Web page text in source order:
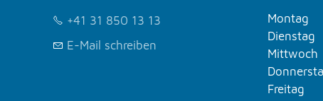
+41 31 850 13 13
E-Mail schreiben
Montag
Dienstag
Mittwoch
Freitag